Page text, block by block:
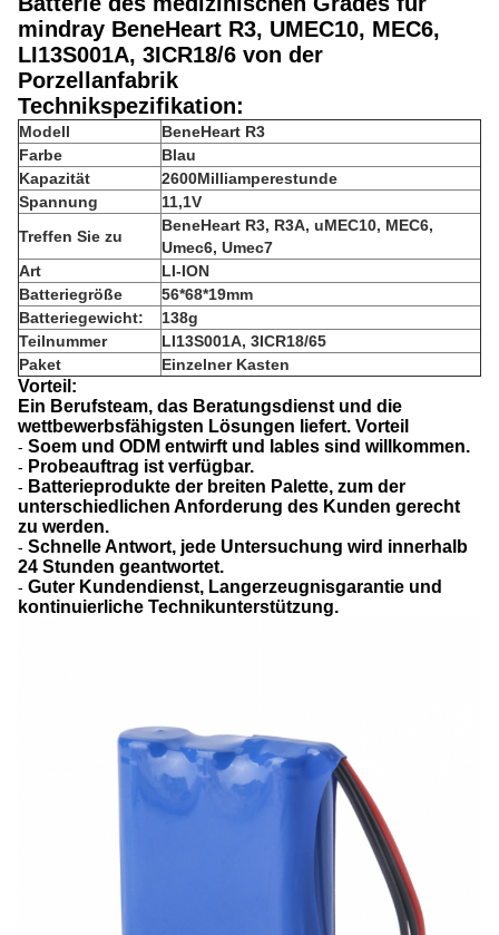
mindray BeneHeart R3, UMEC10, MEC6,
LI13S001A, 3ICR18/6 von der
Porzellanfabrik
Technikspezifikation:
Modell
BeneHeart R3
Farbe
Blau
Kapazität
2600Milliamperestunde
Spannung
11,1V
Treffen Sie zu
BeneHeart R3, R3A, uMEC10, MEC6,
Umec6, Umec7
Art
LI-ION
Batteriegröße
56*68*19mm
Batteriegewicht:
138g
Teilnummer
LI13S001A, 3ICR18/65
Paket
Einzelner Kasten
Vorteil:
Ein Berufsteam, das Beratungsdienst und die
wettbewerbsfähigsten Lösungen liefert. Vorteil
- Soem und ODM entwirft und lables sind willkommen.
- Probeauftrag ist verfügbar.
- Batterieprodukte der breiten Palette, zum der
unterschiedlichen Anforderung des Kunden gerecht
zu werden.
- Schnelle Antwort, jede Untersuchung wird innerhalb
24 Stunden geantwortet.
- Guter Kundendienst, Langerzeugnisgarantie und
kontinuierliche Technikunterstützung.